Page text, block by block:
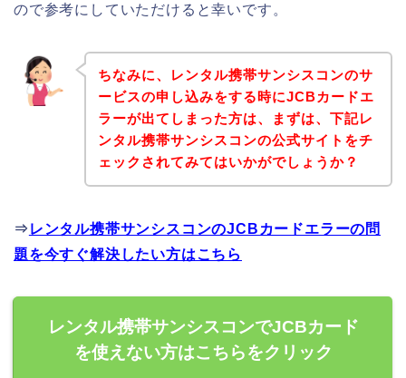
ので参考にしていただけると幸いです。
ちなみに、レンタル携帯サンシスコンのサ
ービスの申し込みをする時にJCBカードエ
ラーが出てしまった方は、まずは、下記レ
ンタル携帯サンシスコンの公式サイトをチ
ェックされてみてはいかがでしょうか？
⇒ レンタル携帯サンシスコンのJCBカードエラーの問
題を今すぐ解決したい方はこちら
レンタル携帯サンシスコンでJCBカード
を使えない方はこちらをクリック